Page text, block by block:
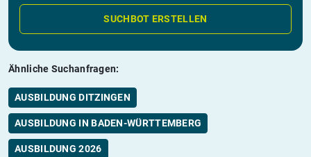
SUCHBOT ERSTELLEN
Ähnliche Suchanfragen:
AUSBILDUNG DITZINGEN
AUSBILDUNG IN BADEN-WÜRTTEMBERG
AUSBILDUNG 2026